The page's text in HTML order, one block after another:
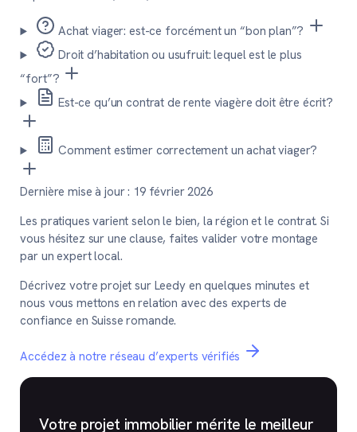
Achat viager: est-ce forcément un “bon plan”?
Droit d’habitation ou usufruit: lequel est le plus
“fort”?
Est-ce qu’un contrat de rente viagère doit être écrit?
Comment estimer correctement un achat viager?
Dernière mise à jour : 19 février 2026
Les pratiques varient selon le bien, la région et le contrat. Si
vous hésitez sur une clause, faites valider votre montage
par un expert local.
Décrivez votre projet sur Leedy en quelques minutes et
nous vous mettons en relation avec des experts de
confiance en Suisse romande.
Accédez à notre réseau d’experts vérifiés
Votre projet immobilier mérite le meilleur